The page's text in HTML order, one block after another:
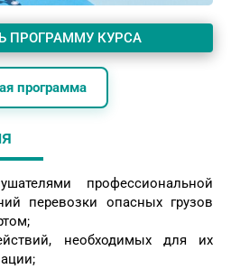
ПРОГРАММУ КУРСА
программа
профессиональной
перевозки опасных грузов
необходимых для их